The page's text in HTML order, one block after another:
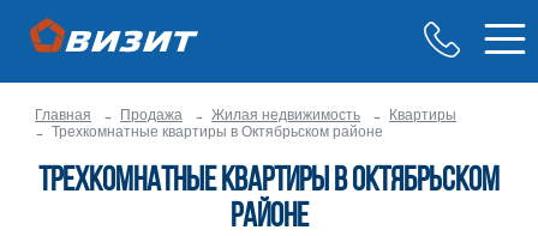
Главная Продажа Жилая недвижимость
Квартиры
Трехкомнатные квартиры в Октябрьском районе
Трехкомнатные квартиры в Октябрьском
районе